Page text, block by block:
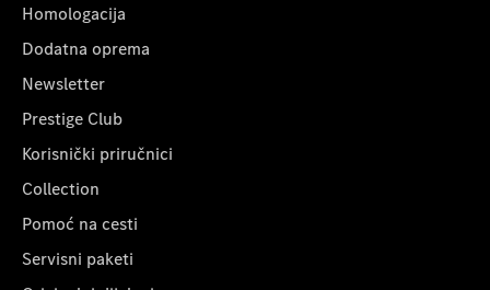
Homologacija
Dodatna oprema
Newsletter
Prestige Club
Korisnički priručnici
Collection
Pomoć na cesti
Servisni paketi